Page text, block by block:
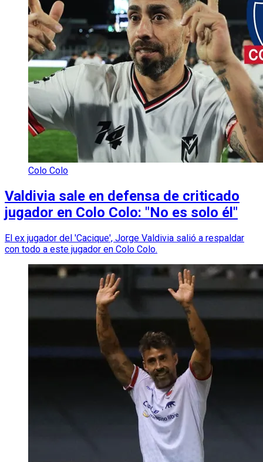
Colo Colo
Valdivia sale en defensa de criticado
jugador en Colo Colo: "No es solo él"
El ex jugador del 'Cacique', Jorge Valdivia salió a respaldar
con todo a este jugador en Colo Colo.